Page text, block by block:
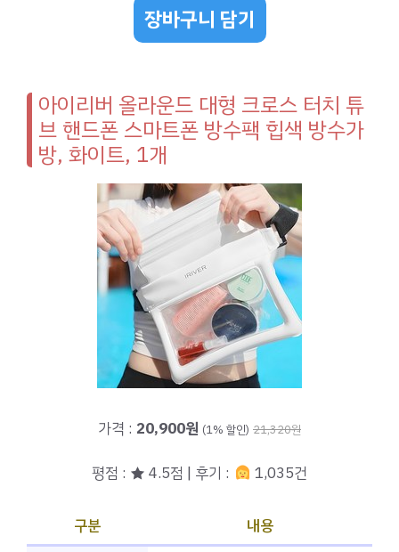
장바구니 담기
아이리버 올라운드 대형 크로스 터치 튜
브 핸드폰 스마트폰 방수팩 힙색 방수가
방, 화이트, 1개
가격 : 20,900원 (1% 할인) 21,320원
평점 : ★ 4.5점 | 후기 : 1,035건
구분
내용